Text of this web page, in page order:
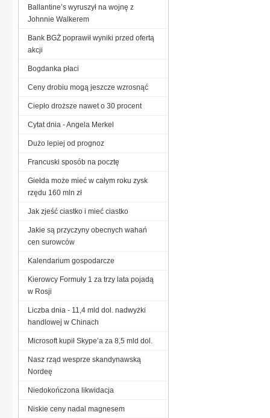
Ballantine’s wyruszył na wojnę z
Johnnie Walkerem
Bank BGŻ poprawił wyniki przed ofertą
akcji
Bogdanka płaci
Ceny drobiu mogą jeszcze wzrosnąć
Ciepło droższe nawet o 30 procent
Cytat dnia - Angela Merkel
Dużo lepiej od prognoz
Francuski sposób na pocztę
Giełda może mieć w całym roku zysk
rzędu 160 mln zł
Jak zjeść ciastko i mieć ciastko
Jakie są przyczyny obecnych wahań
cen surowców
Kalendarium gospodarcze
Kierowcy Formuły 1 za trzy lata pojadą
w Rosji
Liczba dnia - 11,4 mld dol. nadwyżki
handlowej w Chinach
Microsoft kupił Skype’a za 8,5 mld dol.
Nasz rząd wesprze skandynawską
Nordeę
Niedokończona likwidacja
Niskie ceny nadal magnesem